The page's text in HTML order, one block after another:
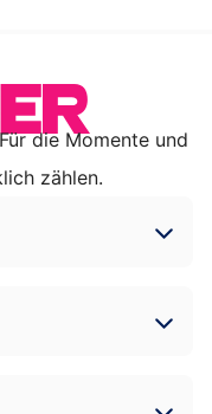
die Momente und
zählen.